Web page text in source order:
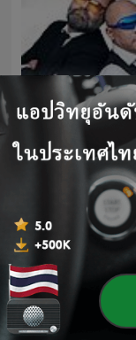
Misjonen med
og Golden